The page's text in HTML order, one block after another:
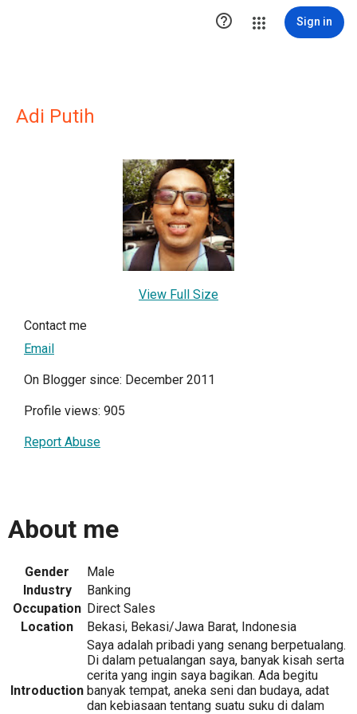
 Sign in
Adi Putih
View Full Size
Contact me
Email
On Blogger since: December 2011
Profile views: 905
Report Abuse
About me
Gender
Male
Industry
Banking
Occupation Direct Sales
Location
Bekasi, Bekasi/Jawa Barat, Indonesia
Introduction
Saya adalah pribadi yang senang berpetualang.
Di dalam petualangan saya, banyak kisah serta
cerita yang ingin saya bagikan. Ada begitu
banyak tempat, aneka seni dan budaya, adat
dan kebiasaan tentang suatu suku di dalam